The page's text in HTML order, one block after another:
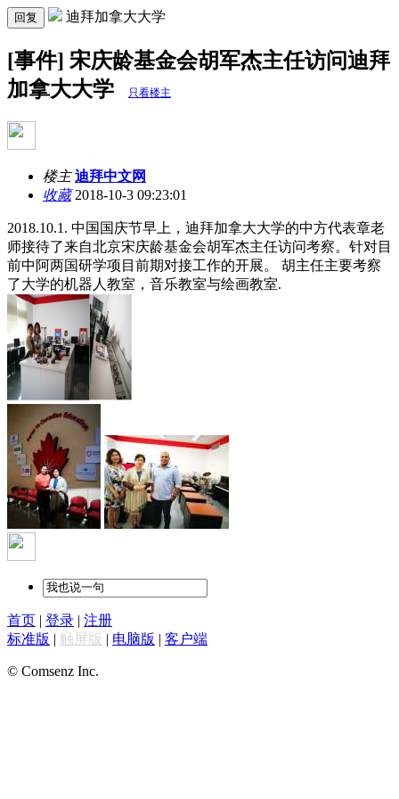
回复 迪拜加拿大大学
[事件] 宋庆龄基金会胡军杰主任访问迪拜
加拿大大学
只看楼主
楼主 迪拜中文网
收藏2018-10-3 09:23:01
2018.10.1. 中国国庆节早上，迪拜加拿大大学的中方代表章老
师接待了来自北京宋庆龄基金会胡军杰主任访问考察。针对目
前中阿两国研学项目前期对接工作的开展。 胡主任主要考察
了大学的机器人教室，音乐教室与绘画教室. ​​​​
首页 | 登录 | 注册
标准版 | 触屏版 | 电脑版 | 客户端
© Comsenz Inc.